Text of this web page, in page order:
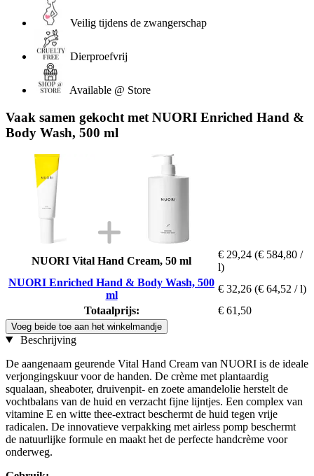
Veilig tijdens de zwangerschap
Dierproefvrij
Available @ Store
Vaak samen gekocht met NUORI Enriched Hand &
Body Wash, 500 ml
NUORI Vital Hand Cream, 50 ml
€ 29,24 (€ 584,80 /
l)
NUORI Enriched Hand & Body Wash, 500
ml
€ 32,26 (€ 64,52 / l)
Totaalprijs:
€ 61,50
Voeg beide toe aan het winkelmandje
Beschrijving
De aangenaam geurende Vital Hand Cream van NUORI is de ideale
verjongingskuur voor de handen. De crème met plantaardig
squalaan, sheaboter, druivenpit- en zoete amandelolie herstelt de
vochtbalans van de huid en verzacht fijne lijntjes. Een complex van
vitamine E en witte thee-extract beschermt de huid tegen vrije
radicalen. De innovatieve verpakking met airless pomp beschermt
de natuurlijke formule en maakt het de perfecte handcrème voor
onderweg.